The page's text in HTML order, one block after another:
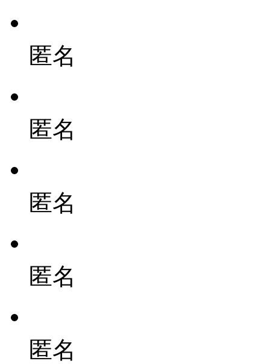
匿名
匿名
匿名
匿名
匿名